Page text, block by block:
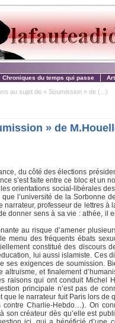
Chroniques du temps qui passe
au sujet de « Soumission » de (...)
» de
du côté des élections
s’est faite entre ce bloc et
orientations social-libérales
l’université de la Sorbonne
professeur de lettres
donner sens à sa vie : athée,
au risque d’amener
menu des fréquents ébats
constitué des discours
lui aussi islamiste. Ces
ses exigences de soumission.
et finalement
raisons qui ont conduit
principale n’est pas de
le narrateur fuit Paris lors de
Charlie-Hebdo…). On
créateur dès qu’elle est